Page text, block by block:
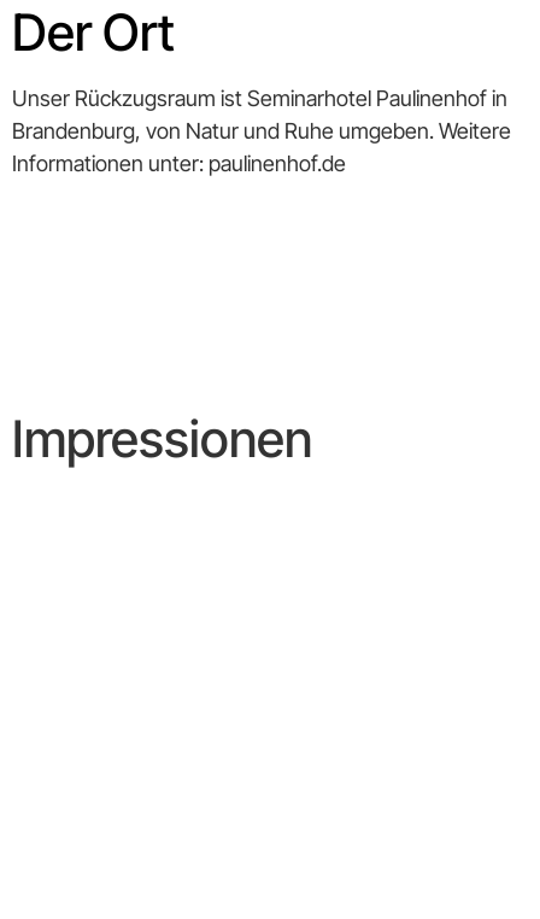
entsperren
Der Ort
Unser Rückzugsraum istSeminarhotel Paulinenhofin
Brandenburg, von Natur und Ruhe umgeben. Weitere
Informationen unter: paulinenhof.de
Impressionen